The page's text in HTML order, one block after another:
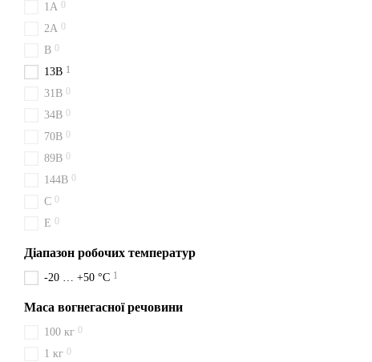
1A 0
2A 0
B 0
13B 1
31B 0
34B 0
70B 0
89B 0
144B 0
C 0
E 0
Діапазон робочих температур
-20 … +50 °C 1
Маса вогнегасної речовини
100 кг 0
1 кг 0